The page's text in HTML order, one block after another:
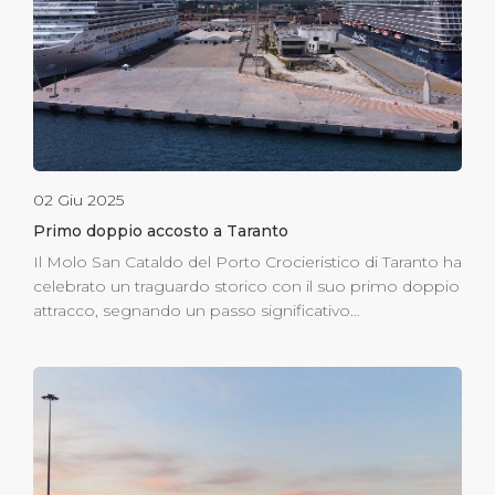
dopo la chiusura della stagione crocieristica. Il progetto
prevede […]
02 Giu 2025
Primo doppio accosto a Taranto
Il Molo San Cataldo del Porto Crocieristico di Taranto ha
celebrato un traguardo storico con il suo primo doppio
attracco, segnando un passo significativo
da crociera ad attraccare simultaneamente al molo
principale, offrendo uno spettacolo straordinario che ha
messo in luce la maggiore capacità del porto e il suo
crescente fascino. L’accoglienza calorosa da parte della